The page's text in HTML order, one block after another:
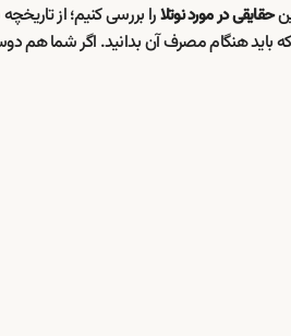
حقایقی در مورد نوتلارا بررسی کنیم؛ از
هنگام مصرف آن بدانید. اگر شما هم